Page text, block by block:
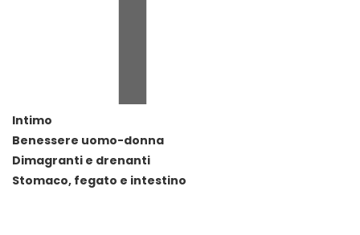
Intimo
Benessere uomo-donna
Dimagranti e drenanti
Stomaco, fegato e intestino